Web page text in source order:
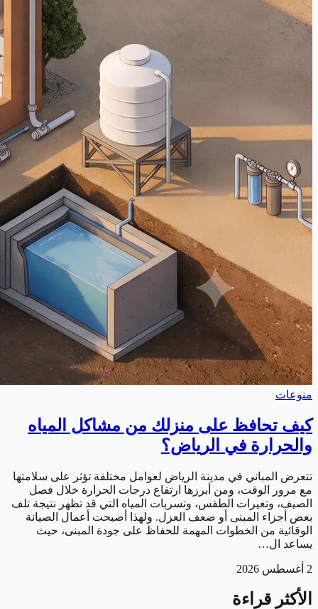
منوعات
كيف تحافظ على منزلك من مشاكل المياه
والحرارة في الرياض؟
تتعرض المباني في مدينة الرياض لعوامل مختلفة تؤثر على سلامتها
مع مرور الوقت، ومن أبرزها ارتفاع درجات الحرارة خلال فصل
الصيف، وتغيرات الطقس، وتسربات المياه التي قد تظهر نتيجة تلف
بعض أجزاء المبنى أو ضعف العزل. ولهذا أصبحت أعمال الصيانة
الوقائية من الخطوات المهمة للحفاظ على جودة المبنى، حيث
يساعد ال…
2 أغسطس 2026
الأكثر قراءة